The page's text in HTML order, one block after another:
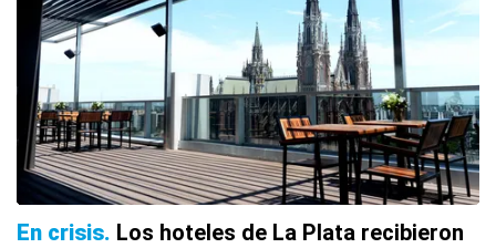
En crisis Los hoteles de La Plata recibieron